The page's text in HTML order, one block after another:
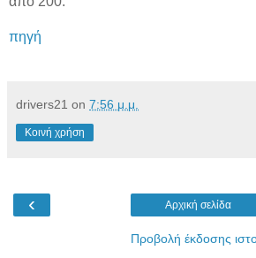
πηγή
drivers21 on 7:56 μ.μ.
Κοινή χρήση
‹ Αρχική σελίδα
Προβολή έκδοσης